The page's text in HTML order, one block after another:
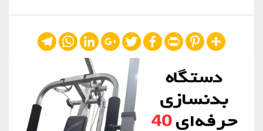
Share
Pinterest
Print
Facebook
Twitter
Google+
LinkedIn
WhatsApp
Telegram